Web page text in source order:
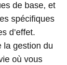
de base, et
spécifiques
d’effet.
la gestion du
où vous